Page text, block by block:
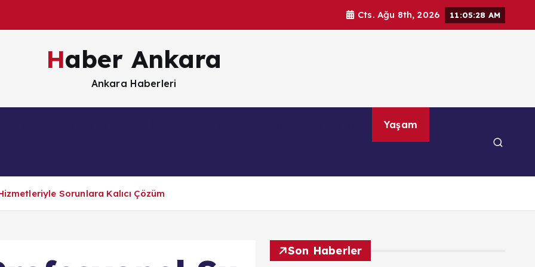
Cts. Ağu 8th, 2026 11:05:29 AM
Haber Ankara
Ankara Haberleri
Yaşam
Sorunlara Kalıcı Çözüm
Son Haberler